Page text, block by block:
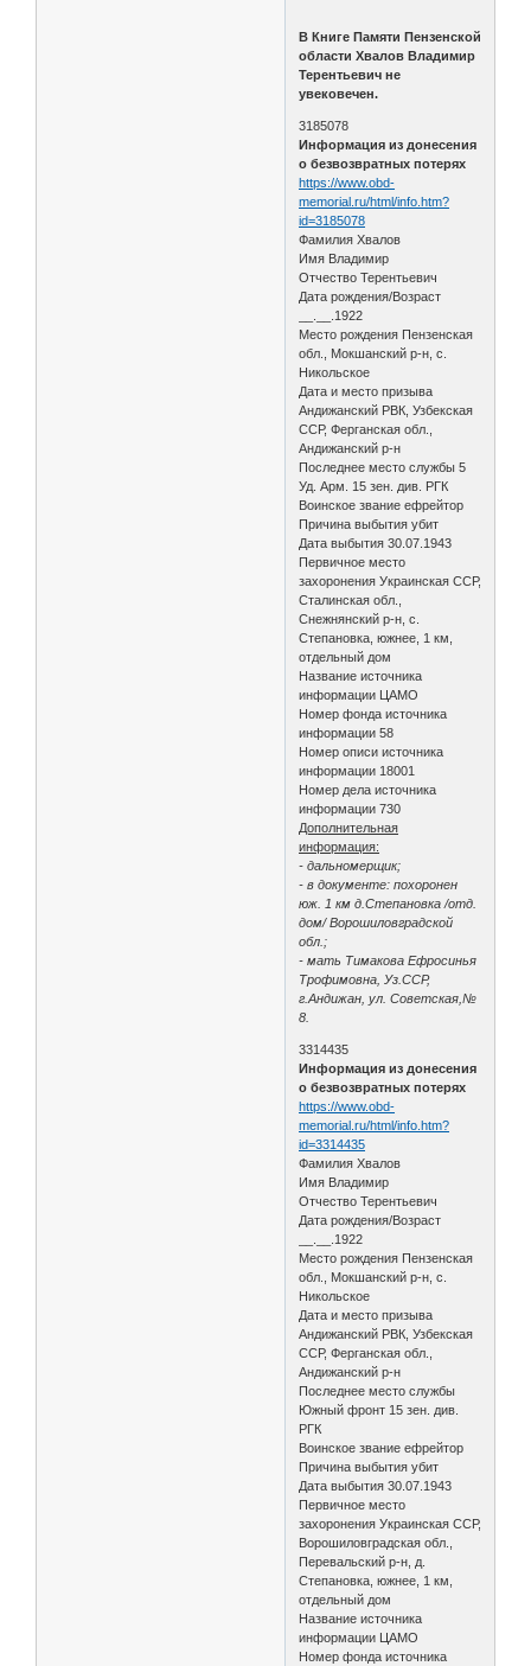
В Книге Памяти Пензенской
области Хвалов Владимир
Терентьевич не
увековечен.
3185078
Информация из донесения
о безвозвратных потерях
https://www.obd-
memorial.ru/html/info.htm?
id=3185078
Фамилия Хвалов
Имя Владимир
Отчество Терентьевич
Дата рождения/Возраст
__.__.1922
Место рождения Пензенская
обл., Мокшанский р-н, с.
Никольское
Дата и место призыва
Андижанский РВК, Узбекская
ССР, Ферганская обл.,
Андижанский р-н
Последнее место службы 5
Уд. Арм. 15 зен. див. РГК
Воинское звание ефрейтор
Причина выбытия убит
Дата выбытия 30.07.1943
Первичное место
захоронения Украинская ССР,
Сталинская обл.,
Снежнянский р-н, с.
Степановка, южнее, 1 км,
отдельный дом
Название источника
информации ЦАМО
Номер фонда источника
информации 58
Номер описи источника
информации 18001
Номер дела источника
информации 730
Дополнительная
информация:
- дальномерщик;
- в документе: похоронен
юж. 1 км д.Степановка /отд.
дом/ Ворошиловградской
обл.;
- мать Тимакова Ефросинья
Трофимовна, Уз.ССР,
г.Андижан, ул. Советская,№
8.
3314435
Информация из донесения
о безвозвратных потерях
https://www.obd-
memorial.ru/html/info.htm?
id=3314435
Фамилия Хвалов
Имя Владимир
Отчество Терентьевич
Дата рождения/Возраст
__.__.1922
Место рождения Пензенская
обл., Мокшанский р-н, с.
Никольское
Дата и место призыва
Андижанский РВК, Узбекская
ССР, Ферганская обл.,
Андижанский р-н
Последнее место службы
Южный фронт 15 зен. див.
РГК
Воинское звание ефрейтор
Причина выбытия убит
Дата выбытия 30.07.1943
Первичное место
захоронения Украинская ССР,
Ворошиловградская обл.,
Перевальский р-н, д.
Степановка, южнее, 1 км,
отдельный дом
Название источника
информации ЦАМО
Номер фонда источника